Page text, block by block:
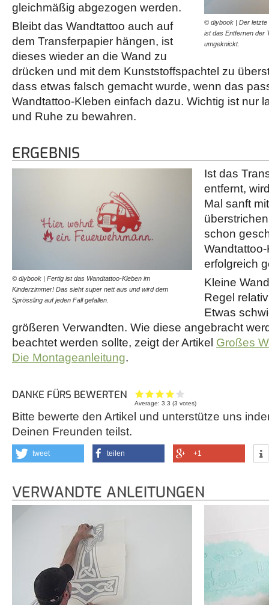
© diybook | Der letzte
ist das Entfernen der
umgeknickt.
gleichmäßig abgezogen werden.
Bleibt das Wandtattoo auch auf
dem Transferpapier hängen, ist
dieses wieder an die Wand zu
drücken und mit dem Kunststoffspachtel zu
dass etwas falsch gemacht wurde, wenn das
Wandtattoo-Kleben einfach dazu. Wichtig ist nur
und Ruhe zu bewahren.
ERGEBNIS
© diybook | Fertig ist das Wandtattoo-Kleben im
Kinderzimmer! Das sieht super nett aus und wird dem
Sprössling auf jeden Fall gefallen.
Ist das
entfernt,
Mal sanft
schon
erfolgreich
Kleine
Regel
Etwas
größeren Verwandten. Wie diese angebracht
beachtet werden sollte, zeigt der Artikel Großes
Die Montageanleitung.
DANKE FÜRS BEWERTEN
Average:3.3 (3 votes)
Bitte bewerte den Artikel und unterstütze uns
Deinen Freunden teilst.
tweet teilen +1
VERWANDTE ANLEITUNGEN